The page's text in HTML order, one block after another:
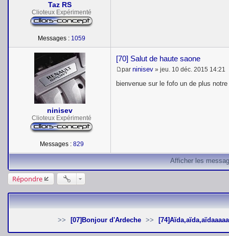
Taz RS
Clioteux Expérimenté
Messages : 1059
ninisev
Clioteux Expérimenté
Messages : 829
[70] Salut de haute saone
M
e
par ninisev » jeu. 10 déc. 2015 14:21
bienvenue sur le fofo un de plus notre
Afficher les
Répondre
[07]Bonjour d'Ardeche